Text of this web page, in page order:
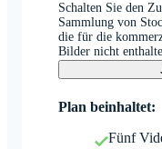
Schalten Sie den
Sammlung von
die für die
Bilder nicht
Plan beinhaltet:
Fünf